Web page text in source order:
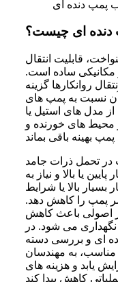
پمپ دنده ای
دنده ای چیست؟
قابلیت انتقال
مکانیکی ساده است.
روانکارها گزینه
نسبت به پمپ های
مدل های استیل یا
های خورنده و
تحمل ذرات جامد
یا بالا و نیاز به
بالا یا شرایط
پمپ را کاهش دهد.
اصولی باعث کاهش
نگهداری می شود. در
ای و بررسی دسته
به مهندسان
یابد و هزینه های